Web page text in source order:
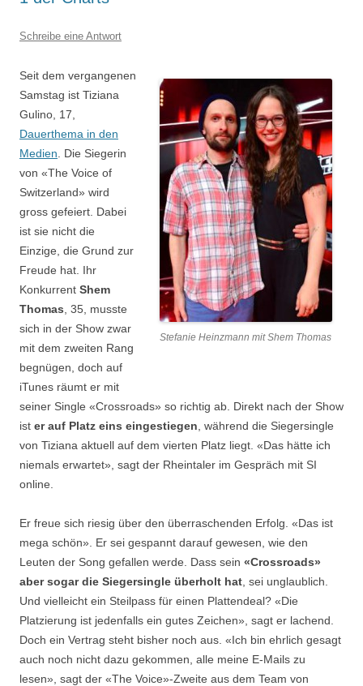
Schreibe eine Antwort
Stefanie Heinzmann mit Shem Thomas
Seit dem vergangenen
Samstag ist Tiziana
Gulino, 17,
Dauerthema in den
Medien . Die Siegerin
von «The Voice of
Switzerland» wird
gross gefeiert. Dabei
ist sie nicht die
Einzige, die Grund zur
Freude hat. Ihr
Konkurrent Shem
Thomas , 35, musste
sich in der Show zwar
mit dem zweiten Rang
begnügen, doch auf
iTunes räumt er mit
seiner Single «Crossroads» so richtig ab. Direkt nach der Show
ist er auf Platz eins eingestiegen , während die Siegersingle
von Tiziana aktuell auf dem vierten Platz liegt. «Das hätte ich
niemals erwartet», sagt der Rheintaler im Gespräch mit SI
online.
Er freue sich riesig über den überraschenden Erfolg. «Das ist
mega schön». Er sei gespannt darauf gewesen, wie den
Leuten der Song gefallen werde. Dass sein «Crossroads»
aber sogar die Siegersingle überholt hat , sei unglaublich.
Und vielleicht ein Steilpass für einen Plattendeal? «Die
Platzierung ist jedenfalls ein gutes Zeichen», sagt er lachend.
Doch ein Vertrag steht bisher noch aus. «Ich bin ehrlich gesagt
auch noch nicht dazu gekommen, alle meine E-Mails zu
lesen», sagt der «The Voice»-Zweite aus dem Team von